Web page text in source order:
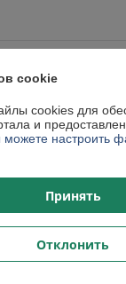
cookies
Deal.by
cookie
cookies для
и
можете настроить
Принять
Отклонить